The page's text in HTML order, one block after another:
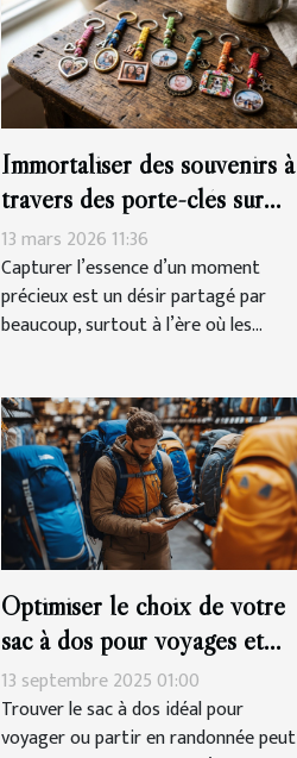
Immortaliser des souvenirs à
travers des porte-clés sur
mesure
13 mars 2026 11:36
Capturer l’essence d’un moment
précieux est un désir partagé par
beaucoup, surtout à l’ère où les...
Optimiser le choix de votre
sac à dos pour voyages et
randonnées
13 septembre 2025 01:00
Trouver le sac à dos idéal pour
voyager ou partir en randonnée peut